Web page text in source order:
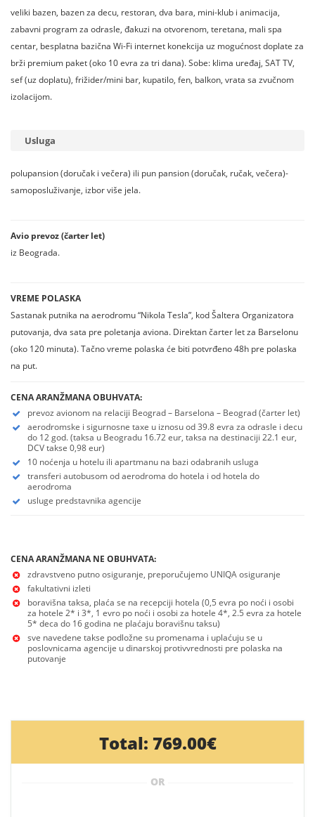
veliki bazen, bazen za decu, restoran, dva bara, mini-klub i animacija,
zabavni program za odrasle, đakuzi na otvorenom, teretana, mali spa
centar, besplatna bazična Wi-Fi internet konekcija uz mogućnost doplate za
brži premium paket (oko 10 evra za tri dana). Sobe: klima uređaj, SAT TV,
sef (uz doplatu), frižider/mini bar, kupatilo, fen, balkon, vrata sa zvučnom
izolacijom.
Usluga
polupansion (doručak i večera) ili pun pansion (doručak, ručak, večera)-
samoposluživanje, izbor više jela.
Avio prevoz (čarter let)
iz Beograda.
VREME POLASKA
Sastanak putnika na aerodromu “Nikola Tesla”, kod Šaltera Organizatora
putovanja, dva sata pre poletanja aviona. Direktan čarter let za Barselonu
(oko 120 minuta). Tačno vreme polaska će biti potvrđeno 48h pre polaska
na put.
CENA ARANŽMANA OBUHVATA:
prevoz avionom na relaciji Beograd – Barselona – Beograd (čarter let)
aerodromske i sigurnosne taxe u iznosu od 39.8 evra za odrasle i decu
do 12 god. (taksa u Beogradu 16.72 eur, taksa na destinaciji 22.1 eur,
DCV takse 0,98 eur)
10 noćenja u hotelu ili apartmanu na bazi odabranih usluga
transferi autobusom od aerodroma do hotela i od hotela do
aerodroma
usluge predstavnika agencije
CENA ARANŽMANA NE OBUHVATA:
zdravstveno putno osiguranje, preporučujemo UNIQA osiguranje
fakultativni izleti
boravišna taksa, plaća se na recepciji hotela (0,5 evra po noći i osobi
za hotele 2* i 3*, 1 evro po noći i osobi za hotele 4*, 2.5 evra za hotele
5* deca do 16 godina ne plaćaju boravišnu taksu)
sve navedene takse podložne su promenama i uplaćuju se u
poslovnicama agencije u dinarskoj protivvrednosti pre polaska na
putovanje
Total: 769.00€
OR